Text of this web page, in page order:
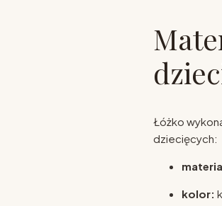
Łóżko
dziecięcych:
kolor: